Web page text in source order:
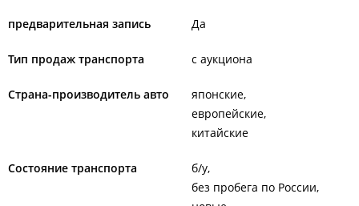
предварительная запись Да
Тип продаж транспорта с аукциона
Страна-производитель авто
японские
европейские
китайские
Состояние транспорта
б/у
без пробега по России